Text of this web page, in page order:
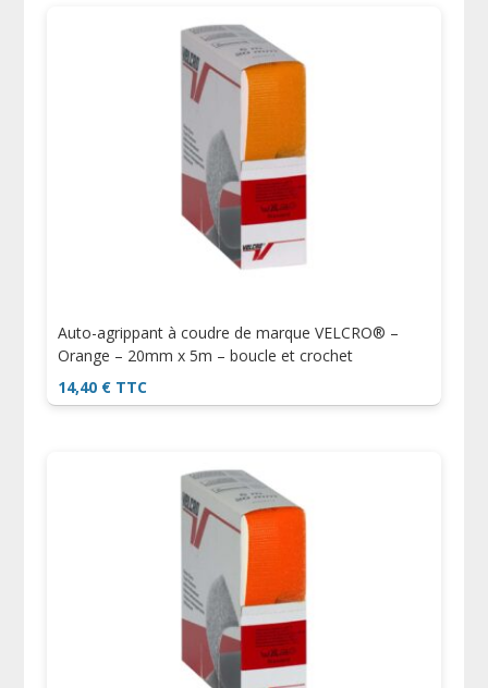
Auto-agrippant à coudre de marque VELCRO® –
Orange – 20mm x 5m – boucle et crochet
14,40 € TTC